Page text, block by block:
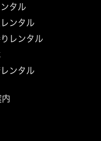
タル
ンタル
レンタル
ンタル